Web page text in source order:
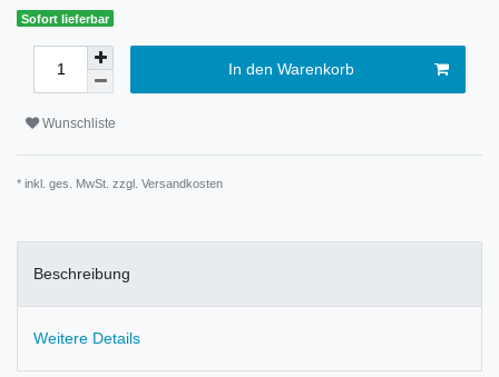
Sofort lieferbar
In den Warenkorb
Wunschliste
* inkl. ges. MwSt. zzgl. Versandkosten
Beschreibung
Weitere Details